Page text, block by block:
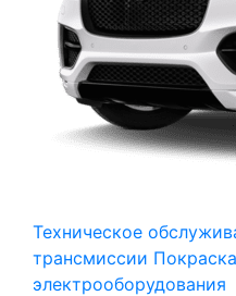
Техническое
трансмиссии
электрооборудования